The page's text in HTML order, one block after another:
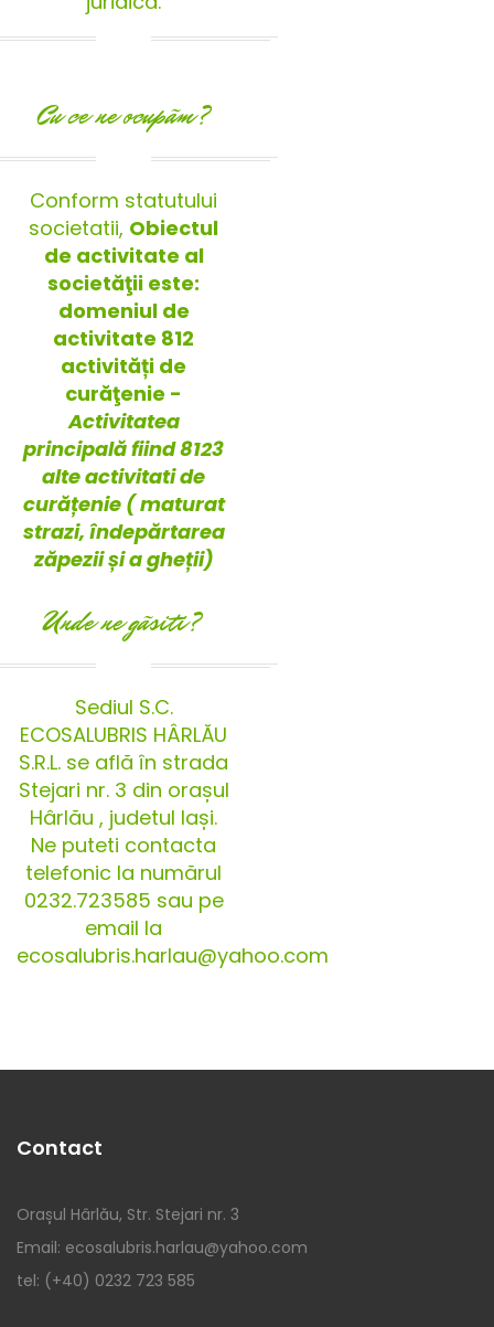
Cu ce ne ocupãm?
Conform statutului
societatii, Obiectul
de activitate al
societăţii este:
domeniul de
activitate 812
activități de
curăţenie -
Activitatea
principală fiind 8123
alte activitati de
curățenie ( maturat
strazi, îndepărtarea
zăpezii și a gheții)
Unde ne gãsiti?
Sediul S.C.
ECOSALUBRIS HÂRLĂU
S.R.L. se află în strada
Stejari nr. 3 din orașul
Hârlău , judetul Iași.
Ne puteti contacta
telefonic la numărul
0232.723585 sau pe
email la
ecosalubris.harlau@yahoo.com
Contact
Orașul Hârlău, Str. Stejari nr. 3
Email: ecosalubris.harlau@yahoo.com
tel: (+40) 0232 723 585